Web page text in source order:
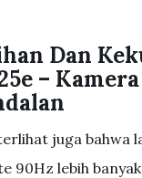
Dan
–
juga bahwa
90Hz lebih banyak